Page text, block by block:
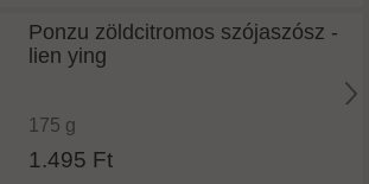
Ponzu zöldcitromos szójaszósz -
lien ying
175 g
1.495 Ft